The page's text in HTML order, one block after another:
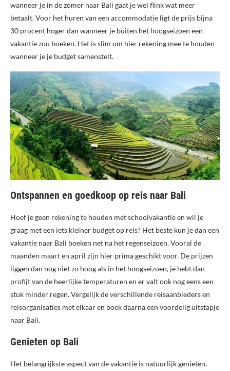
wanneer je in de zomer naar Bali gaat je wel flink wat meer
betaalt. Voor het huren van een accommodatie ligt de prijs bijna
30 procent hoger dan wanneer je buiten het hoogseizoen een
vakantie zou boeken. Het is slim om hier rekening mee te houden
wanneer je je budget samenstelt.
Ontspannen en goedkoop op reis naar Bali
Hoef je geen rekening te houden met schoolvakantie en wil je
graag met een iets kleiner budget op reis? Het beste kun je dan een
vakantie naar Bali boeken net na het regenseizoen. Vooral de
maanden maart en april zijn hier prima geschikt voor. De prijzen
liggen dan nog niet zo hoog als in het hoogseizoen, je hebt dan
profijt van de heerlijke temperaturen en er valt ook nog eens een
stuk minder regen. Vergelijk de verschillende reisaanbieders en
reisorganisaties met elkaar en boek daarna een voordelig uitstapje
naar Bali.
Genieten op Bali
Het belangrijkste aspect van de vakantie is natuurlijk genieten.